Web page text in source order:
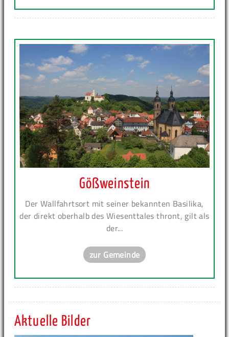
Gößweinstein
Der Wallfahrtsort mit seiner bekannten Basilika,
der direkt oberhalb des Wiesenttales thront, gilt als
der...
zur Gemeinde
Aktuelle Bilder